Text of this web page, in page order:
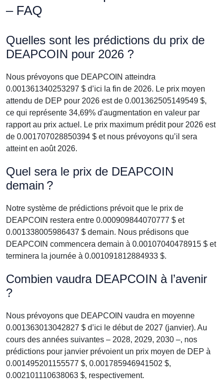
– FAQ
Quelles sont les prédictions du prix de
DEAPCOIN pour 2026 ?
Nous prévoyons que DEAPCOIN atteindra
0.001361340253297 $ d’ici la fin de 2026. Le prix moyen
attendu de DEP pour 2026 est de 0.001362505149549 $,
ce qui représente 34,69% d'augmentation en valeur par
rapport au prix actuel. Le prix maximum prédit pour 2026 est
de 0.001707028850394 $ et nous prévoyons qu’il sera
atteint en août 2026.
Quel sera le prix de DEAPCOIN
demain ?
Notre système de prédictions prévoit que le prix de
DEAPCOIN restera entre 0.000909844070777 $ et
0.001338005986437 $ demain. Nous prédisons que
DEAPCOIN commencera demain à 0.00107040478915 $ et
terminera la journée à 0.001091812884933 $.
Combien vaudra DEAPCOIN à l’avenir
?
Nous prévoyons que DEAPCOIN vaudra en moyenne
0.001363013042827 $ d’ici le début de 2027 (janvier). Au
cours des années suivantes – 2028, 2029, 2030 –, nos
prédictions pour janvier prévoient un prix moyen de DEP à
0.001495201155577 $, 0.001785946941502 $,
0.002101110638063 $, respectivement.